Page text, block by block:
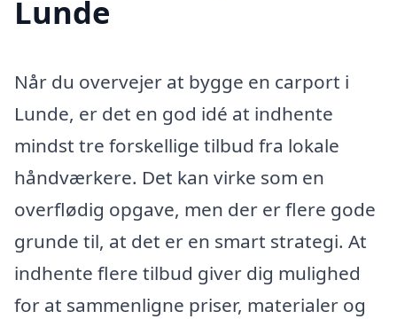
Lunde
Når du overvejer at bygge en carport i
Lunde, er det en god idé at indhente
mindst tre forskellige tilbud fra lokale
håndværkere. Det kan virke som en
overflødig opgave, men der er flere gode
grunde til, at det er en smart strategi. At
indhente flere tilbud giver dig mulighed
for at sammenligne priser, materialer og